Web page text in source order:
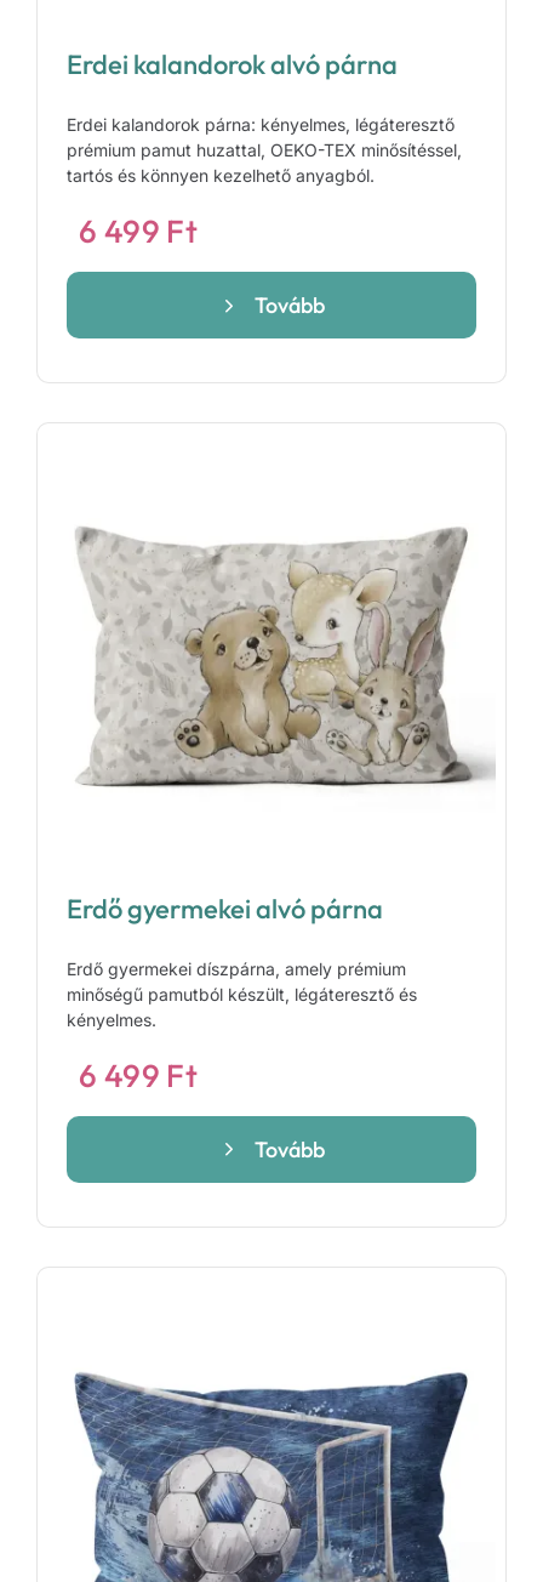
Erdei kalandorok alvó párna
Erdei kalandorok párna: kényelmes, légáteresztő
prémium pamut huzattal, OEKO-TEX minősítéssel,
tartós és könnyen kezelhető anyagból.
6 499 Ft
Tovább
Erdő gyermekei alvó párna
Erdő gyermekei díszpárna, amely prémium
minőségű pamutból készült, légáteresztő és
kényelmes.
6 499 Ft
Tovább